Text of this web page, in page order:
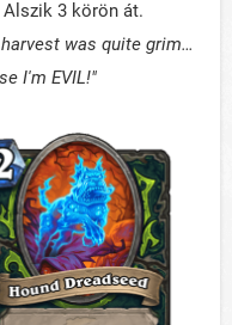
Alszik 3 körön át.
was quite grim…
I'm EVIL!"